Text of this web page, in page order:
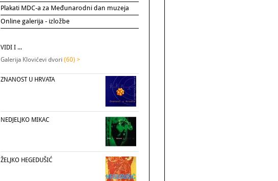
Plakati MDC-a za Međunarodni dan muzeja
Online galerija - izložbe
VIDI I ...
Galerija Klovićevi dvori (60) >
ZNANOST U HRVATA
NEDJELJKO MIKAC
ŽELJKO HEGEDUŠIĆ